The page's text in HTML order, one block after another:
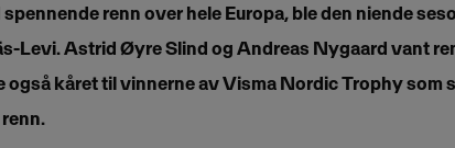
renn over hele Europa, ble den niende
Levi. Astrid Øyre Slind og Andreas Nygaard vant
også kåret til vinnerne av Visma Nordic Trophy som